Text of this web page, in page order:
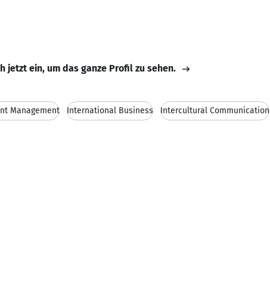
jetzt ein, um das ganze Profil zu sehen.
Management International Business Intercultural Communication